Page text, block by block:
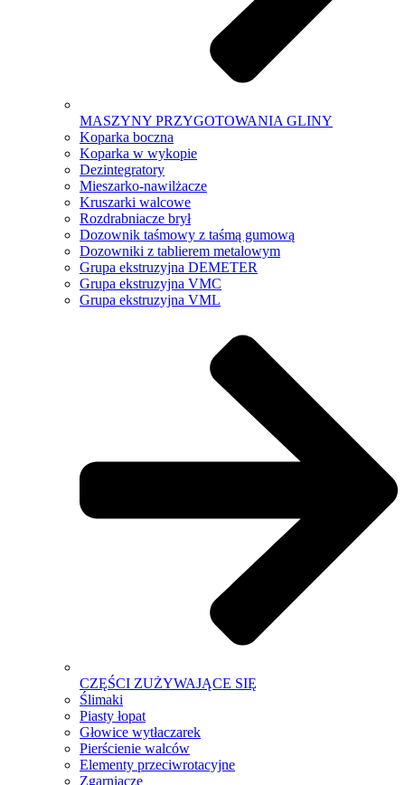
MASZYNY PRZYGOTOWANIA GLINY
Koparka boczna
Koparka w wykopie
Dezintegratory
Mieszarko-nawilżacze
Kruszarki walcowe
Rozdrabniacze brył
Dozownik taśmowy z taśmą gumową
Dozowniki z tablierem metalowym
Grupa ekstruzyjna DEMETER
Grupa ekstruzyjna VMC
Grupa ekstruzyjna VML
CZĘŚCI ZUŻYWAJĄCE SIĘ
Ślimaki
Piasty łopat
Głowice wytłaczarek
Pierścienie walców
Elementy przeciwrotacyjne
Zgarniacze